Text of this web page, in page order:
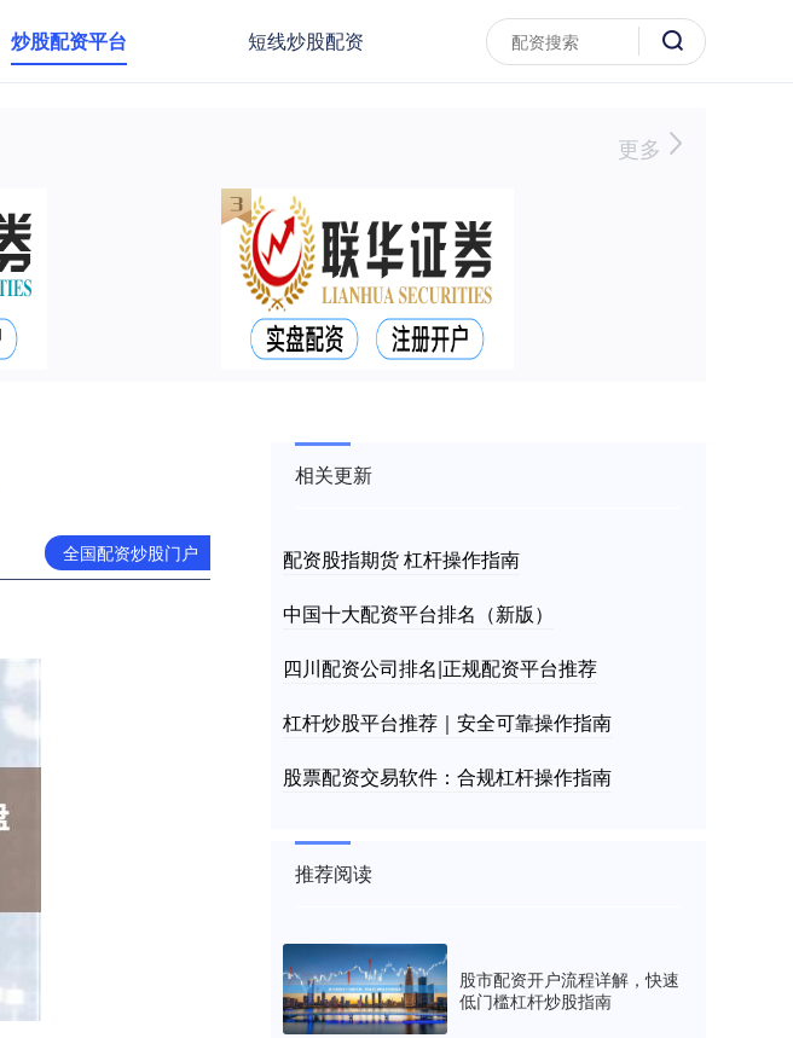
炒股配资平台 短线炒股配资
更多
全国配资炒股门户
相关更新
配资股指期货 杠杆操作指南
中国十大配资平台排名（新版）
四川配资公司排名|正规配资平台推荐
杠杆炒股平台推荐｜安全可靠操作指南
股票配资交易软件：合规杠杆操作指南
推荐阅读
股市配资开户流程详解，快速
低门槛杠杆炒股指南